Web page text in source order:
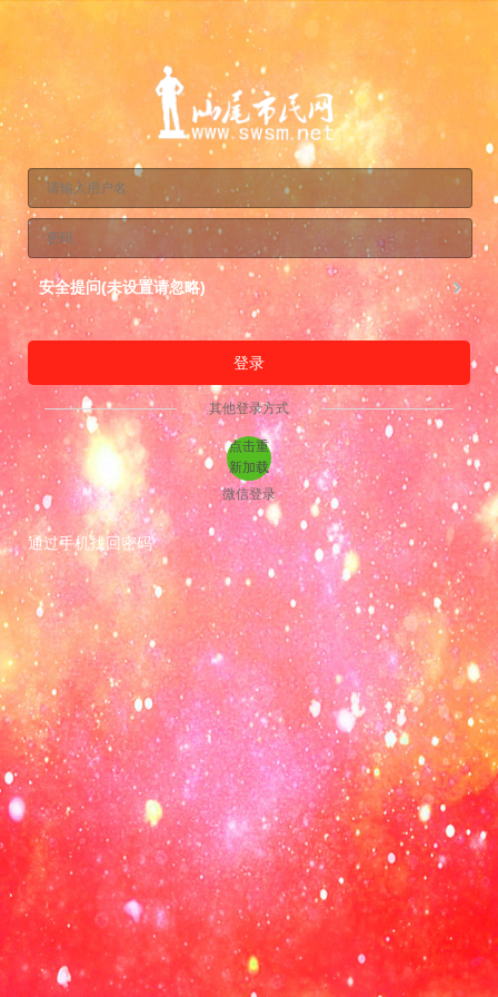
安全提问(未设置请忽略)
登录
其他登录方式
点击重
新加载
微信登录
通过手机找回密码